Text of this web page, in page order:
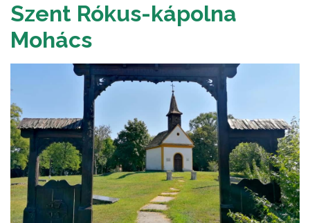
Szent Rókus-kápolna
Mohács